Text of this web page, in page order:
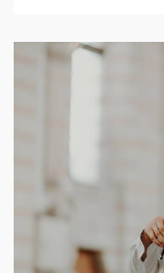
Plus d'information sur